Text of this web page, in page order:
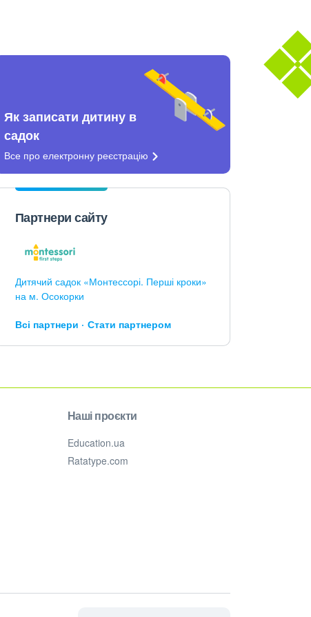
Як записати дитину в
садок
Все про електронну реєстрацію
Партнери сайту
Дитячий садок «Монтессорі. Перші кроки»
на м. Осокорки
Всі партнери Стати партнером
Наші проєкти
Education.ua
Ratatype.com